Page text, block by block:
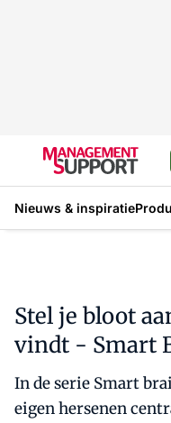
Nieuws & inspiratie
Stel je bloot
vindt - Smart
In de serie Smart
eigen hersenen